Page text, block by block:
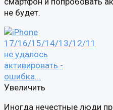
не будет.
Увеличить
Иногда нечестные люди